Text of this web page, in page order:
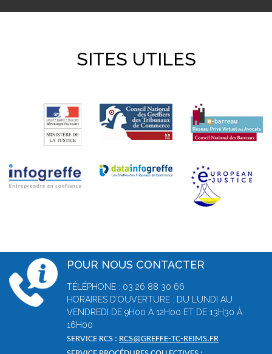
SITES UTILES
POUR NOUS CONTACTER
TÉLÉPHONE : 03 26 88 30 66
HORAIRES D'OUVERTURE : DU LUNDI AU
VENDREDI DE 9H00 À 12H00 ET DE 13H30 À
16H00
SERVICE RCS : RCS@GREFFE-TC-REIMS.FR